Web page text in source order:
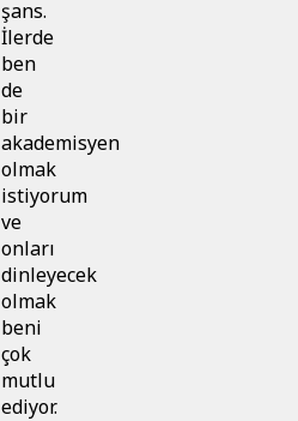
şans.
İlerde
ben
de
bir
akademisyen
olmak
istiyorum
ve
onları
dinleyecek
olmak
beni
çok
mutlu
ediyor.